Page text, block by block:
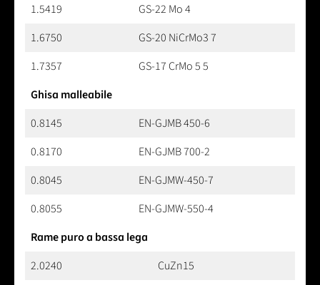
1.5419
GS-22 Mo 4
1.6750
GS-20 NiCrMo3 7
1.7357
GS-17 CrMo 5 5
Ghisa malleabile
0.8145
EN-GJMB 450-6
0.8170
EN-GJMB 700-2
0.8045
EN-GJMW-450-7
0.8055
EN-GJMW-550-4
Rame puro a bassa lega
2.0240
CuZn15